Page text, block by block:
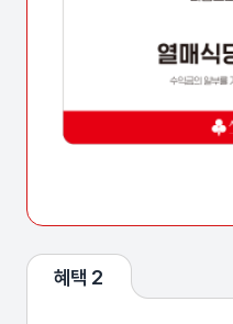
혜택 2